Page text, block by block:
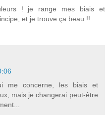
! je range mes biais et
et je trouve ça beau !!
me concerne, les biais et
mais je changerai peut-être